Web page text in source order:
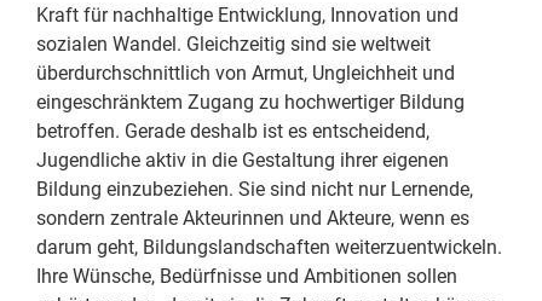
Kraft für nachhaltige Entwicklung, Innovation und
sozialen Wandel. Gleichzeitig sind sie weltweit
überdurchschnittlich von Armut, Ungleichheit und
eingeschränktem Zugang zu hochwertiger Bildung
betroffen. Gerade deshalb ist es entscheidend,
Jugendliche aktiv in die Gestaltung ihrer eigenen
Bildung einzubeziehen. Sie sind nicht nur Lernende,
sondern zentrale Akteurinnen und Akteure, wenn es
darum geht, Bildungslandschaften weiterzuentwickeln.
Ihre Wünsche, Bedürfnisse und Ambitionen sollen